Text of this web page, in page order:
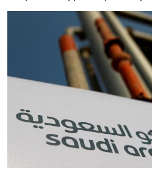
Κύπρος
ΠτΔ: Υπεράνω όλων
όσα έγιναν στην
νέων μελών της
Ήπια κέρδη στις
τεχνολογικός κλάδος
Ασία